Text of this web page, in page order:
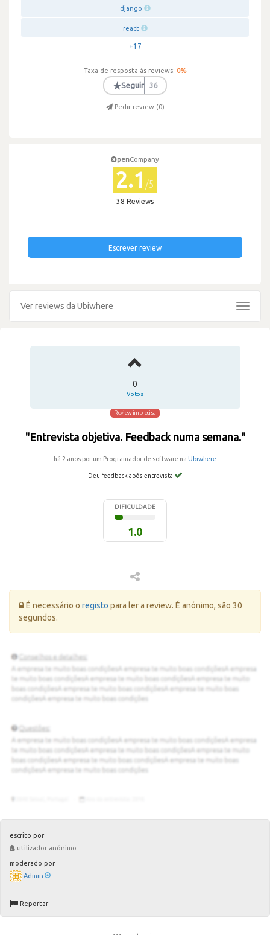
django
react
+17
Taxa de resposta às reviews: 0%
★Seguir 36
Pedir review (0)
penCompany
2.1 /5
38 Reviews
Escrever review
Ver reviews da Ubiwhere
Toggle
0
Votos
Review imprecisa
"Entrevista objetiva. Feedback numa semana."
há 2 anos por um Programador de software na Ubiwhere
Deu feedback após entrevista
DIFICULDADE
1.0
Erro:
É necessário o registo para ler a review. É anónimo, são 30
segundos.
escrito por
utilizador anónimo
moderado por
Admin
Reportar